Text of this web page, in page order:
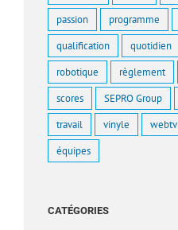
passion programme
qualification quotidien
robotique règlement
scores SEPRO Group
travail vinyle webtv
équipes
CATÉGORIES